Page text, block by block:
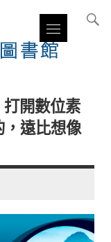
打開數位素
遠比想像